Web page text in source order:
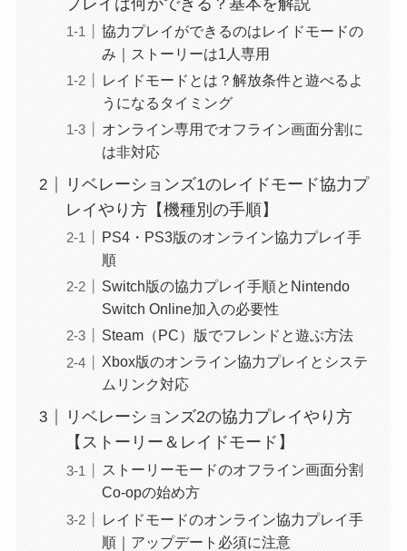
プレイは何ができる？基本を解説
協力プレイができるのはレイドモードの
み｜ストーリーは1人専用
レイドモードとは？解放条件と遊べるよ
うになるタイミング
オンライン専用でオフライン画面分割に
は非対応
リベレーションズ1のレイドモード協力プ
レイやり方【機種別の手順】
PS4・PS3版のオンライン協力プレイ手
順
Switch版の協力プレイ手順とNintendo
Switch Online加入の必要性
Steam（PC）版でフレンドと遊ぶ方法
Xbox版のオンライン協力プレイとシステ
ムリンク対応
リベレーションズ2の協力プレイやり方
【ストーリー＆レイドモード】
ストーリーモードのオフライン画面分割
Co-opの始め方
レイドモードのオンライン協力プレイ手
順｜アップデート必須に注意